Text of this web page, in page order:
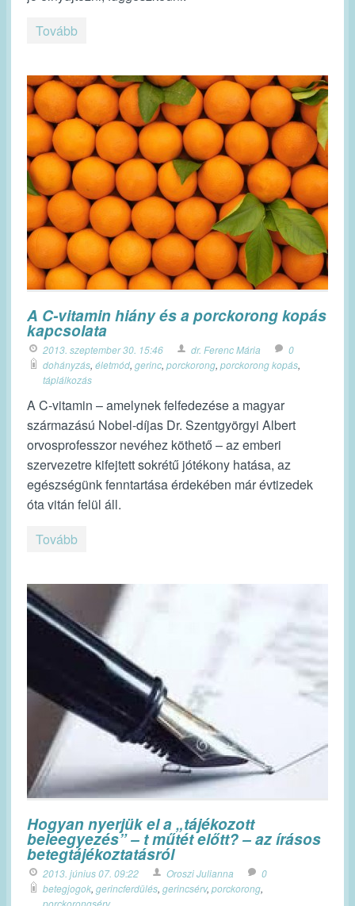
Tovább
A C-vitamin hiány és a porckorong kopás
kapcsolata
2013. szeptember 30. 15:46 dr. Ferenc Mária
0
dohányzás, életmód, gerinc, porckorong, porckorong kopás,
táplálkozás
A C-vitamin – amelynek felfedezése a magyar
származású Nobel-díjas Dr. Szentgyörgyi Albert
orvosprofesszor nevéhez köthető – az emberi
szervezetre kifejtett sokrétű jótékony hatása, az
egészségünk fenntartása érdekében már évtizedek
óta vitán felül áll.
Tovább
Hogyan nyerjük el a „tájékozott
beleegyezés” – t műtét előtt? – az írásos
betegtájékoztatásról
2013. június 07. 09:22 Oroszi Julianna
0
betegjogok, gerincferdülés, gerincsérv, porckorong,
porckorongsérv